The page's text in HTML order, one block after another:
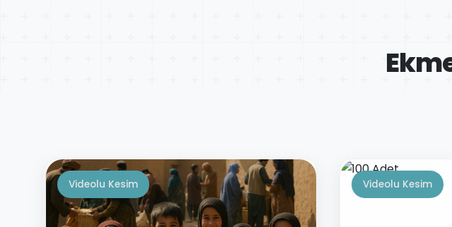
Videolu Kesim Videolu Kesim